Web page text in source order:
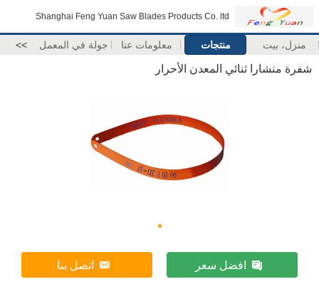
Shanghai Feng Yuan Saw Blades Products Co. ltd
منزل، بيت منتجات معلومات عنا جولة في المعمل >>
شفرة منشارا ثنائي المعدن الأحرار
افضل سعر اتصل بنا